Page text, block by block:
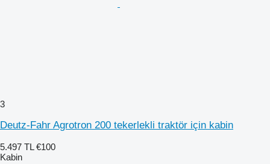
3
Deutz-Fahr Agrotron 200 tekerlekli traktör için kabin
5.497 TL €100
Kabin